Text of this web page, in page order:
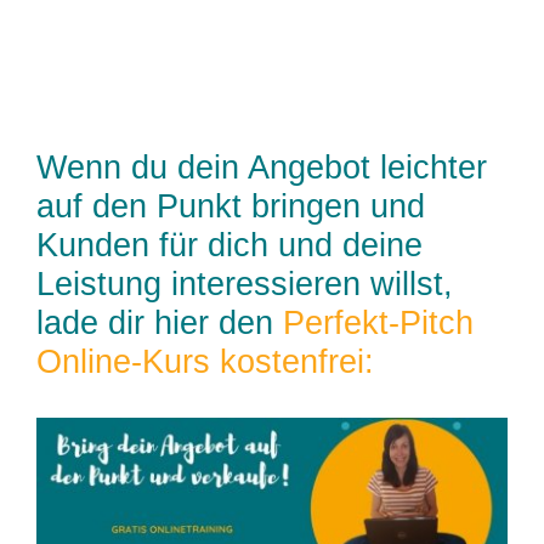
Wenn du dein Angebot leichter
auf den Punkt bringen und
Kunden für dich und deine
Leistung interessieren willst,
lade dir hier den Perfekt-Pitch
Online-Kurs kostenfrei: